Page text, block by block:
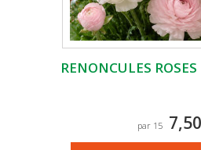
RENONCULES
par 15